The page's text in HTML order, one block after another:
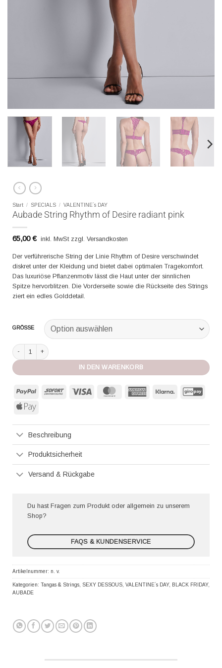
Start / SPECIALS / VALENTINE´s DAY
Aubade String Rhythm of Desire radiant pink
65,00€ inkl. MwSt zzgl. Versandkosten
Der verführerische String der Linie Rhythm of Desire verschwindet
diskret unter der Kleidung und bietet dabei optimalen Tragekomfort.
Das luxuriöse Pflanzenmotiv lässt die Haut unter der sinnlichen
Spitze hervorblitzen. Die Vorderseite sowie die Rückseite des Strings
ziert ein edles Golddetail.
GRÖSSE
Aubade String Rhythm of Desire radiant pink Menge
IN DEN WARENKORB
PayPal Sofort MasterCard American
Klarna
Apple
Beschreibung
Produktsicherheit
Versand & Rückgabe
Du hast Fragen zum Produkt oder allgemein zu unserem
Shop?
FAQS & KUNDENSERVICE
Artikelnummer: n. v.
Kategorien: Tangas & Strings, SEXY DESSOUS, VALENTINE´s DAY, BLACK FRIDAY,
AUBADE